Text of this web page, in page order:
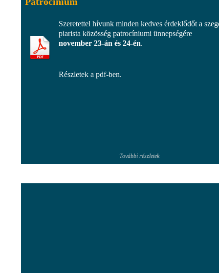
Szeretettel hívunk minden kedves érdeklődőt a
piarista közösség patrocíniumi ünnepségére
november 23-án és 24-én.
Részletek a pdf-ben.
További részletek